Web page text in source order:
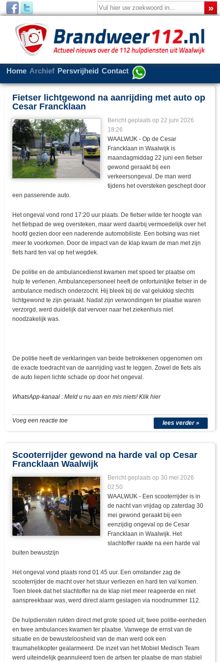
Home Archief Persvrijheid Contact
Fietser lichtgewond na aanrijding met auto op
Cesar Francklaan
Bericht geplaats op 22 juni 2026
18:26
WAALWIJK - Op de Cesar
Francklaan in Waalwijk is
maandagmiddag 22 juni een fietser
gewond geraakt bij een
verkeersongeval. De man werd
tijdens het oversteken geschept door
een passerende auto.
Het ongeval vond rond 17:20 uur plaats. De fietser wilde ter hoogte van
het fietspad de weg oversteken, maar werd daarbij vermoedelijk over het
hoofd gezien door een naderende automobiliste. Een botsing was niet
meer te voorkomen. Door de impact van de klap kwam de man met zijn
fiets hard ten val op het wegdek.
De politie en de ambulancedienst kwamen met spoed ter plaatse om
hulp te verlenen. Ambulancepersoneel heeft de onfortuinlijke fietser in de
ambulance medisch onderzocht. Hij bleek bij de val gelukkig slechts
lichtgewond te zijn geraakt. Nadat zijn verwondingen ter plaatse waren
verzorgd, werd duidelijk dat vervoer naar het ziekenhuis niet
noodzakelijk was.
De politie heeft de verklaringen van beide betrokkenen opgenomen om
de exacte toedracht van de aanrijding vast te leggen. Zowel de fiets als
de auto liepen lichte schade op door het ongeval.
WhatsApp-kanaal : Meld u nu aan en mis niets! Klik hier
lees verder »
Voeg een reactie toe
Scooterrijder gewond na harde val op Cesar
Francklaan Waalwijk
Bericht geplaats op 30 mei 2026
02:50
WAALWIJK - Een scooterrijder is in
de nacht van vrijdag op zaterdag 30
mei gewond geraakt bij een
eenzijdig ongeval op de Cesar
Francklaan in Waalwijk. Het
slachtoffer raakte na een harde val
buiten bewustzijn
Het ongeval vond plaats rond 01:45 uur. Een omstander zag de
scooterrijder de macht over het stuur verliezen en hard ten val komen.
Toen bleek dat het slachtoffer na de klap niet meer reageerde en niet
aanspreekbaar was, werd direct alarm geslagen via noodnummer 112.
De hulpdiensten rukten direct met grote spoed uit; twee politie-eenheden
en twee ambulances kwamen ter plaatse. Vanwege de ernst van de
situatie en de bewusteloosheid van de man werd ook een
traumahelikopter gealarmeerd. De inzet van het Mobiel Medisch Team
werd uiteindelijk geannuleerd toen de artsen ter plaatse de man stabiel